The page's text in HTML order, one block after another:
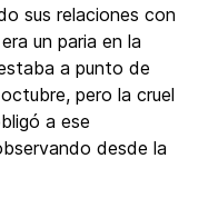
sus relaciones con
un paria en la
a punto de
pero la cruel
a ese
desde la